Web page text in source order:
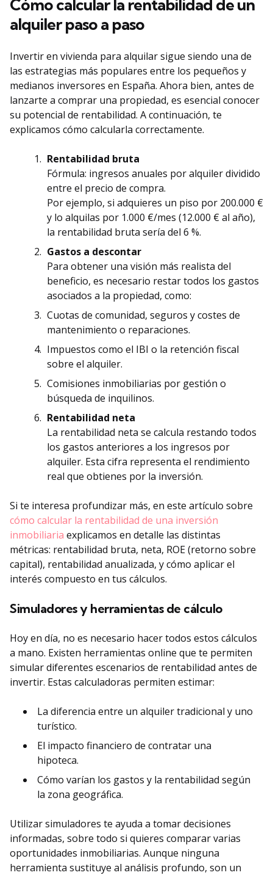
Cómo calcular la rentabilidad de un
alquiler paso a paso
Invertir en vivienda para alquilar sigue siendo una de
las estrategias más populares entre los pequeños y
medianos inversores en España. Ahora bien, antes de
lanzarte a comprar una propiedad, es esencial conocer
su potencial de rentabilidad. A continuación, te
explicamos cómo calcularla correctamente.
Rentabilidad bruta
Fórmula: ingresos anuales por alquiler dividido
entre el precio de compra.
Por ejemplo, si adquieres un piso por 200.000 €
y lo alquilas por 1.000 €/mes (12.000 € al año),
la rentabilidad bruta sería del 6 %.
Gastos a descontar
Para obtener una visión más realista del
beneficio, es necesario restar todos los gastos
asociados a la propiedad, como:
Cuotas de comunidad, seguros y costes de
mantenimiento o reparaciones.
Impuestos como el IBI o la retención fiscal
sobre el alquiler.
Comisiones inmobiliarias por gestión o
búsqueda de inquilinos.
Rentabilidad neta
La rentabilidad neta se calcula restando todos
los gastos anteriores a los ingresos por
alquiler. Esta cifra representa el rendimiento
real que obtienes por la inversión.
Si te interesa profundizar más, en este artículo sobre
cómo calcular la rentabilidad de una inversión
inmobiliaria explicamos en detalle las distintas
métricas: rentabilidad bruta, neta, ROE (retorno sobre
capital), rentabilidad anualizada, y cómo aplicar el
interés compuesto en tus cálculos.
Simuladores y herramientas de cálculo
Hoy en día, no es necesario hacer todos estos cálculos
a mano. Existen herramientas online que te permiten
simular diferentes escenarios de rentabilidad antes de
invertir. Estas calculadoras permiten estimar:
La diferencia entre un alquiler tradicional y uno
turístico.
El impacto financiero de contratar una
hipoteca.
Cómo varían los gastos y la rentabilidad según
la zona geográfica.
Utilizar simuladores te ayuda a tomar decisiones
informadas, sobre todo si quieres comparar varias
oportunidades inmobiliarias. Aunque ninguna
herramienta sustituye al análisis profundo, son un